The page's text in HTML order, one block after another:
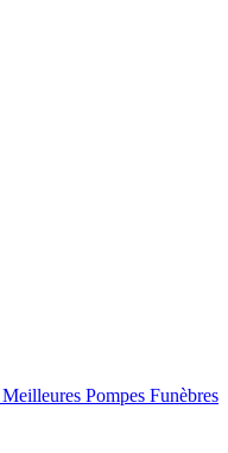
Pompes Funèbres